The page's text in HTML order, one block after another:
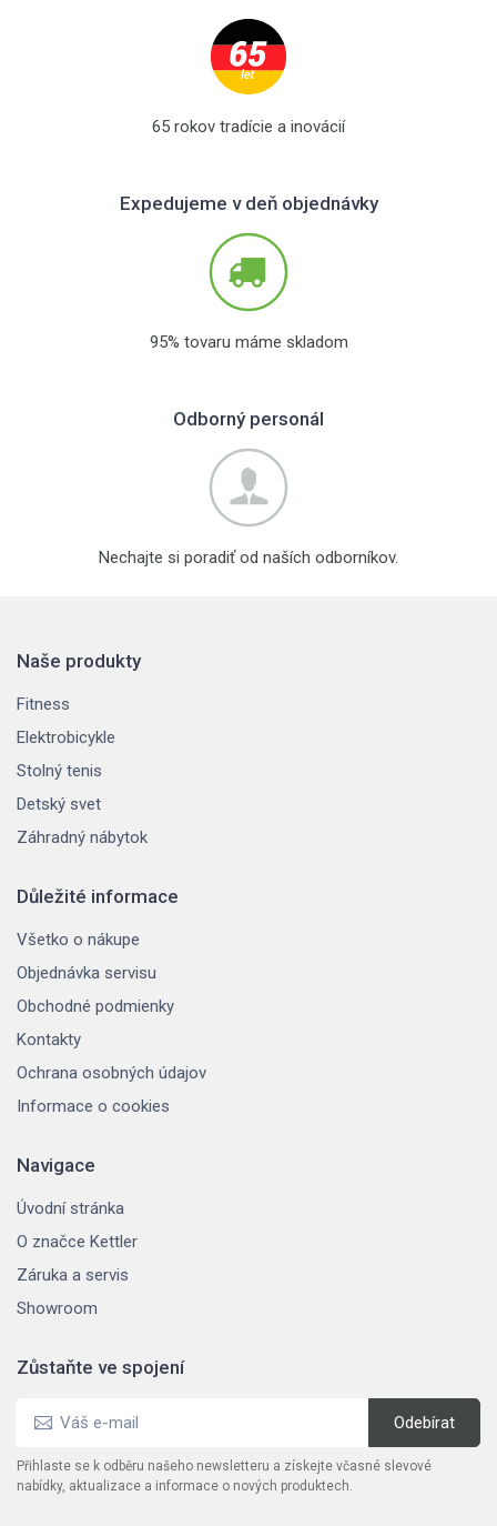
65 rokov tradície a inovácií
Expedujeme v deň objednávky
95% tovaru máme skladom
Odborný personál
Nechajte si poradiť od naších odborníkov.
Naše produkty
Fitness
Elektrobicykle
Stolný tenis
Detský svet
Záhradný nábytok
Důležité informace
Všetko o nákupe
Objednávka servisu
Obchodné podmienky
Kontakty
Ochrana osobných údajov
Informace o cookies
Navigace
Úvodní stránka
O značce Kettler
Záruka a servis
Showroom
Zůstaňte ve spojení
Přihlaste se k odběru našeho newsletteru a získejte včasné slevové
nabídky, aktualizace a informace o nových produktech.